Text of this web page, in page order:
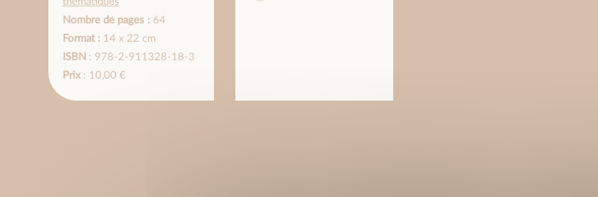
Nombre de pages :64
Format :14 x 22 cm
ISBN : 978-2-911328-18-3
Prix: 10,00 €